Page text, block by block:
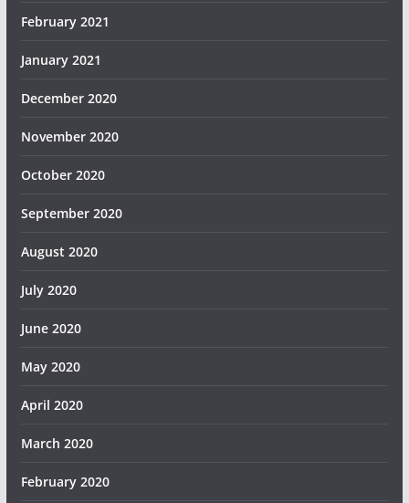
February 2021
January 2021
December 2020
November 2020
October 2020
September 2020
August 2020
July 2020
June 2020
May 2020
April 2020
March 2020
February 2020